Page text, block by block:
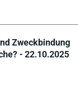
Zweckbindung
- 22.10.2025